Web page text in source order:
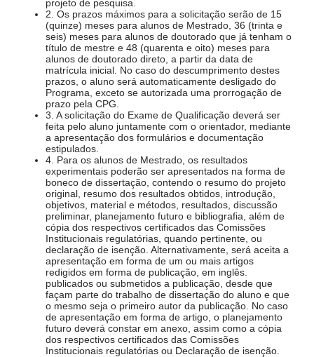
projeto de pesquisa.
2. Os prazos máximos para a solicitação serão de 15
(quinze) meses para alunos de Mestrado, 36 (trinta e
seis) meses para alunos de doutorado que já tenham o
título de mestre e 48 (quarenta e oito) meses para
alunos de doutorado direto, a partir da data de
matrícula inicial. No caso do descumprimento destes
prazos, o aluno será automaticamente desligado do
Programa, exceto se autorizada uma prorrogação de
prazo pela CPG.
3. A solicitação do Exame de Qualificação deverá ser
feita pelo aluno juntamente com o orientador, mediante
a apresentação dos formulários e documentação
estipulados.
4. Para os alunos de Mestrado, os resultados
experimentais poderão ser apresentados na forma de
boneco de dissertação, contendo o resumo do projeto
original, resumo dos resultados obtidos, introdução,
objetivos, material e métodos, resultados, discussão
preliminar, planejamento futuro e bibliografia, além de
cópia dos respectivos certificados das Comissões
Institucionais regulatórias, quando pertinente, ou
declaração de isenção. Alternativamente, será aceita a
apresentação em forma de um ou mais artigos
redigidos em forma de publicação, em inglês.
publicados ou submetidos a publicação, desde que
façam parte do trabalho de dissertação do aluno e que
o mesmo seja o primeiro autor da publicação. No caso
de apresentação em forma de artigo, o planejamento
futuro deverá constar em anexo, assim como a cópia
dos respectivos certificados das Comissões
Institucionais regulatórias ou Declaração de isenção.